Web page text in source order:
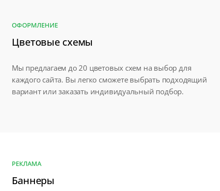
ОФОРМЛЕНИЕ
Цветовые схемы
Мы предлагаем до 20 цветовых схем на выбор для
каждого сайта. Вы легко сможете выбрать подходящий
вариант или заказать индивидуальный подбор.
РЕКЛАМА
Баннеры